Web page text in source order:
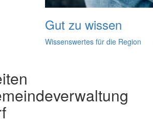
Gut zu wissen
Wissenswertes für die Region